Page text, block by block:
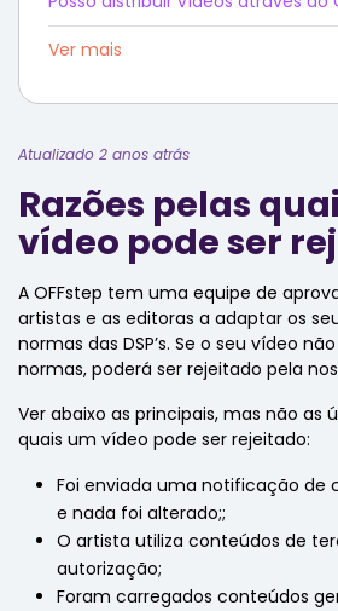
Ver mais
Atualizado 2 anos atrás
Razões pelas
vídeo pode ser
A OFFstep tem uma equipe de
artistas e as editoras a adaptar os
normas das DSP’s. Se o seu vídeo
normas, poderá ser rejeitado pela
Ver abaixo as principais, mas não as
quais um vídeo pode ser rejeitado:
Foi enviada uma notificação de
e nada foi alterado;;
O artista utiliza conteúdos de
autorização;
Foram carregados conteúdos